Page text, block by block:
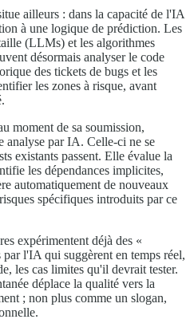
ailleurs : dans la capacité de l'IA
à une logique de prédiction. Les
(LLMs) et les algorithmes
désormais analyser le code
des tickets de bugs et les
les zones à risque, avant
moment de sa soumission,
analyse par IA. Celle-ci ne se
existants passent. Elle évalue la
les dépendances implicites,
automatiquement de nouveaux
spécifiques introduits par ce
expérimentent déjà des «
par l'IA qui suggèrent en temps réel,
les cas limites qu'il devrait tester.
déplace la qualité vers la
; non plus comme un slogan,